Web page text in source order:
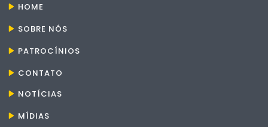
HOME
SOBRE NÓS
PATROCÍNIOS
CONTATO
NOTÍCIAS
MÍDIAS